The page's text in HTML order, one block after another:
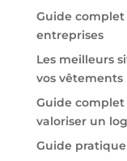
Guide
entreprises
Les meilleurs
vos vêtements
Guide
valoriser un
Guide